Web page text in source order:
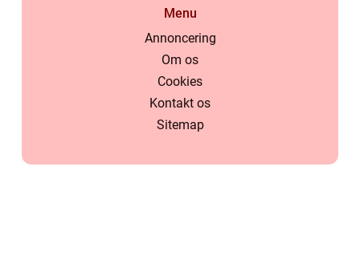
Menu
Annoncering
Om os
Cookies
Kontakt os
Sitemap